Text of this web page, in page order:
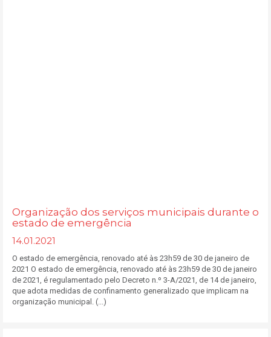
Organização dos serviços municipais durante o
estado de emergência
14.01.2021
O estado de emergência, renovado até às 23h59 de 30 de janeiro de
2021 O estado de emergência, renovado até às 23h59 de 30 de janeiro
de 2021, é regulamentado pelo Decreto n.º 3-A/2021, de 14 de janeiro,
que adota medidas de confinamento generalizado que implicam na
organização municipal. (...)